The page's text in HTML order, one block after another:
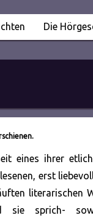
Die
eines ihrer
erst
literarischen
sprich-